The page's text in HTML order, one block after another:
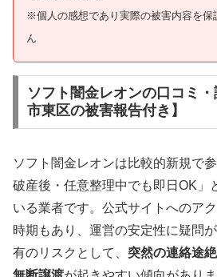
※個人の感想であり実際の被害内容を保
ん
ソフト闇金レオンの口コミ
市東区の被害報告付き】
ソフト闇金レオンは比較的新規で
破産後・任意整理中でも即日OK」
いる業者です。公式サイトへのア
時期もあり、運営の安定性に疑問
有のリスクとして、 突然の連絡途